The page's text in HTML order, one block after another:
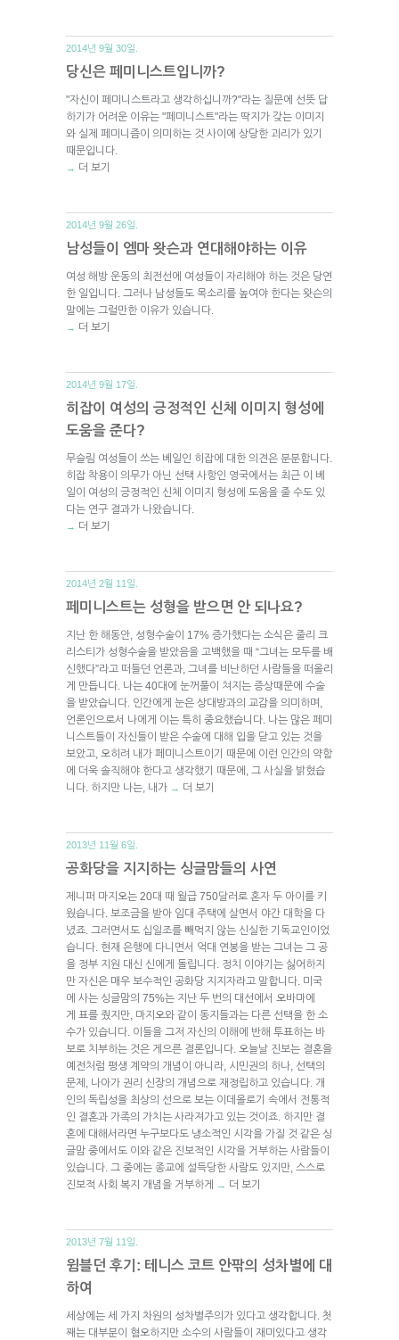
2014년 9월 30일.
당신은 페미니스트입니까?
"자신이 페미니스트라고 생각하십니까?"라는 질문에 선뜻 답
하기가 어려운 이유는 "페미니스트"라는 딱지가 갖는 이미지
와 실제 페미니즘이 의미하는 것 사이에 상당한 괴리가 있기
때문입니다.
→ 더 보기
2014년 9월 26일.
남성들이 엠마 왓슨과 연대해야하는 이유
여성 해방 운동의 최전선에 여성들이 자리해야 하는 것은 당연
한 일입니다. 그러나 남성들도 목소리를 높여야 한다는 왓슨의
말에는 그럴만한 이유가 있습니다.
→ 더 보기
2014년 9월 17일.
히잡이 여성의 긍정적인 신체 이미지 형성에
도움을 준다?
무슬림 여성들이 쓰는 베일인 히잡에 대한 의견은 분분합니다.
히잡 착용이 의무가 아닌 선택 사항인 영국에서는 최근 이 베
일이 여성의 긍정적인 신체 이미지 형성에 도움을 줄 수도 있
다는 연구 결과가 나왔습니다.
→ 더 보기
2014년 2월 11일.
페미니스트는 성형을 받으면 안 되나요?
지난 한 해동안, 성형수술이 17% 증가했다는 소식은 줄리 크
리스티가 성형수술을 받았음을 고백했을 때 “그녀는 모두를 배
신했다”라고 떠들던 언론과, 그녀를 비난하던 사람들을 떠올리
게 만듭니다. 나는 40대에 눈꺼풀이 쳐지는 증상때문에 수술
을 받았습니다. 인간에게 눈은 상대방과의 교감을 의미하며,
언론인으로서 나에게 이는 특히 중요했습니다. 나는 많은 페미
니스트들이 자신들이 받은 수술에 대해 입을 닫고 있는 것을
보았고, 오히려 내가 페미니스트이기 때문에 이런 인간의 약함
에 더욱 솔직해야 한다고 생각했기 때문에, 그 사실을 밝혔습
니다. 하지만 나는, 내가 → 더 보기
2013년 11월 6일.
공화당을 지지하는 싱글맘들의 사연
제니퍼 마지오는 20대 때 월급 750달러로 혼자 두 아이를 키
웠습니다. 보조금을 받아 임대 주택에 살면서 야간 대학을 다
녔죠. 그러면서도 십일조를 빼먹지 않는 신실한 기독교인이었
습니다. 현재 은행에 다니면서 억대 연봉을 받는 그녀는 그 공
을 정부 지원 대신 신에게 돌립니다. 정치 이야기는 싫어하지
만 자신은 매우 보수적인 공화당 지지자라고 말합니다. 미국
에 사는 싱글맘의 75%는 지난 두 번의 대선에서 오바마에
게 표를 줬지만, 마지오와 같이 동지들과는 다른 선택을 한 소
수가 있습니다. 이들을 그저 자신의 이해에 반해 투표하는 바
보로 치부하는 것은 게으른 결론입니다. 오늘날 진보는 결혼을
예전처럼 평생 계약의 개념이 아니라, 시민권의 하나, 선택의
문제, 나아가 권리 신장의 개념으로 재정립하고 있습니다. 개
인의 독립성을 최상의 선으로 보는 이데올로기 속에서 전통적
인 결혼과 가족의 가치는 사라져가고 있는 것이죠. 하지만 결
혼에 대해서라면 누구보다도 냉소적인 시각을 가질 것 같은 싱
글맘 중에서도 이와 같은 진보적인 시각을 거부하는 사람들이
있습니다. 그 중에는 종교에 설득당한 사람도 있지만, 스스로
진보적 사회 복지 개념을 거부하게
→ 더 보기
2013년 7월 11일.
윔블던 후기: 테니스 코트 안팎의 성차별에 대
하여
세상에는 세 가지 차원의 성차별주의가 있다고 생각합니다. 첫
째는 대부분이 혐오하지만 소수의 사람들이 재미있다고 생각